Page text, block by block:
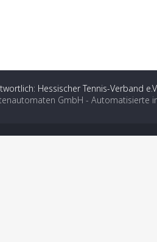
Hessischer Tennis-Verband
GmbH - Automatisierte